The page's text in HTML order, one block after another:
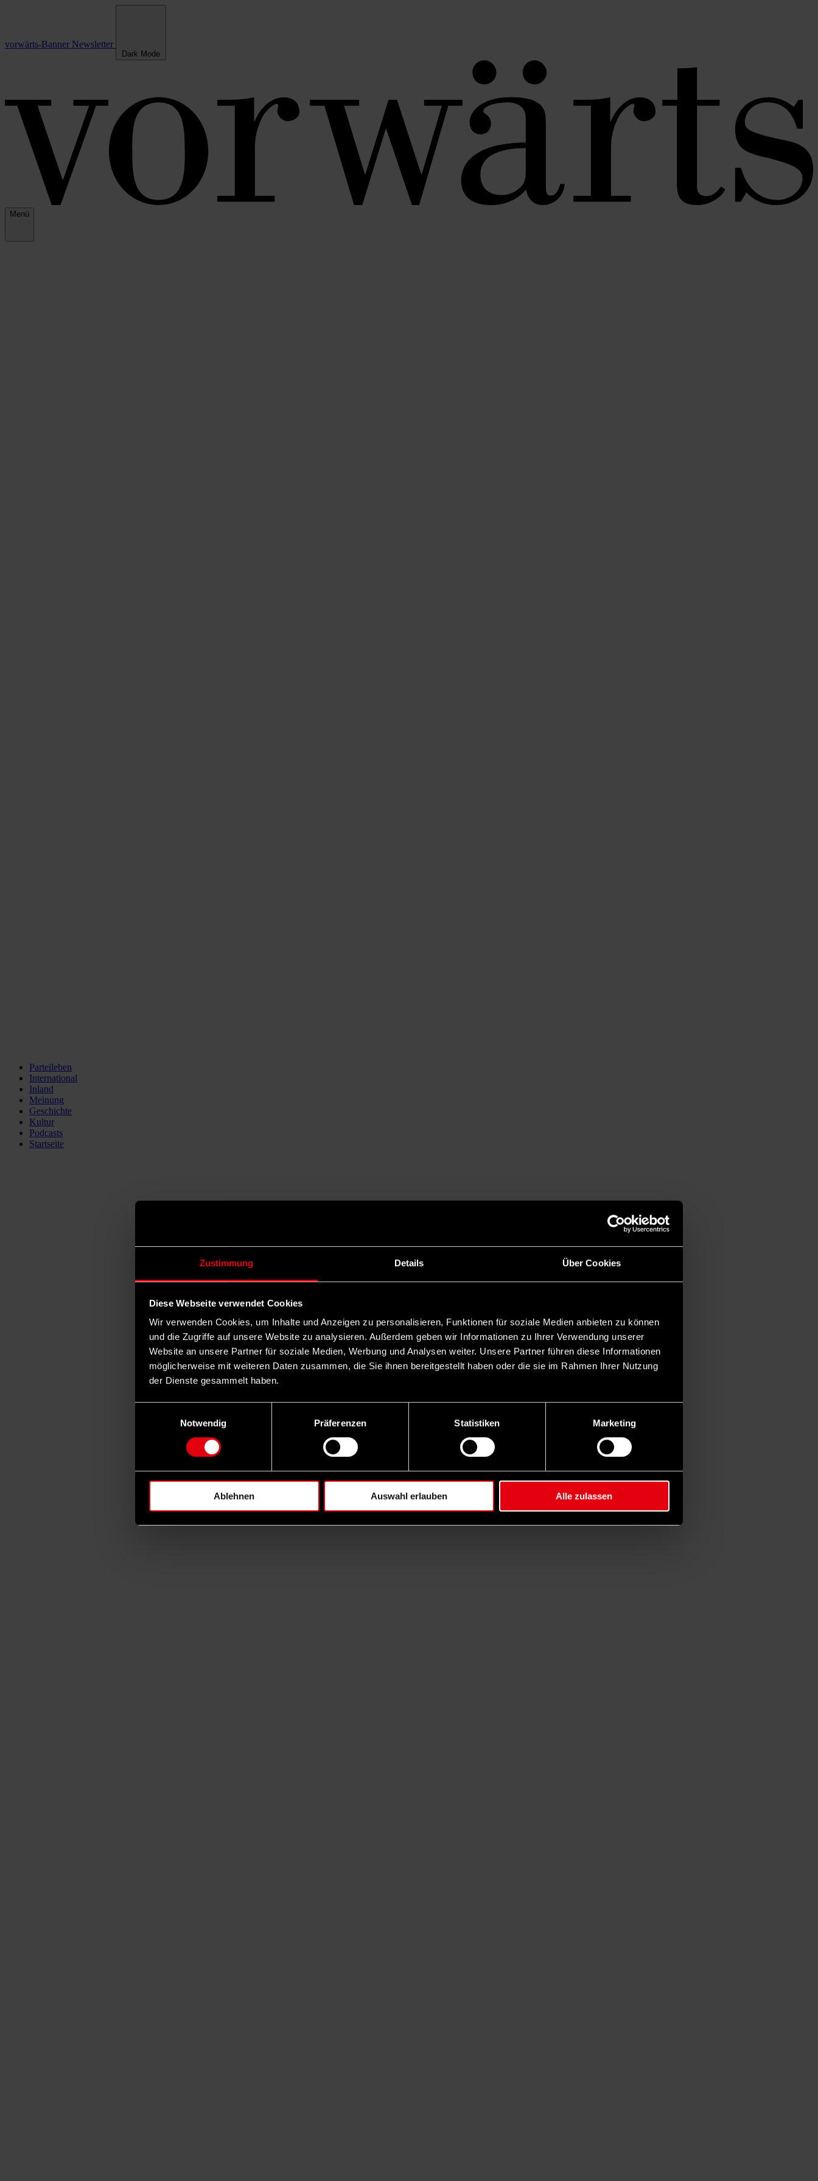
Zustimmung Details Über Cookies
Diese Webseite verwendet Cookies
Wir verwenden Cookies, um Inhalte und Anzeigen zu personalisieren, Funktionen für soziale Medien anbieten zu können
und die Zugriffe auf unsere Website zu analysieren. Außerdem geben wir Informationen zu Ihrer Verwendung unserer
Website an unsere Partner für soziale Medien, Werbung und Analysen weiter. Unsere Partner führen diese Informationen
möglicherweise mit weiteren Daten zusammen, die Sie ihnen bereitgestellt haben oder die sie im Rahmen Ihrer Nutzung
der Dienste gesammelt haben.
Notwendig
Präferenzen Statistiken Marketing
Ablehnen Auswahl erlauben Alle zulassen
vorwärts-Banner Newsletter
Dark Mode
Menü
Parteileben
International
Inland
Meinung
Geschichte
Kultur
Podcasts
Startseite